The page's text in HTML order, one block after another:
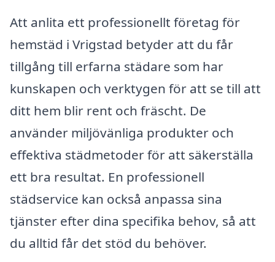
Att anlita ett professionellt företag för
hemstäd i Vrigstad betyder att du får
tillgång till erfarna städare som har
kunskapen och verktygen för att se till att
ditt hem blir rent och fräscht. De
använder miljövänliga produkter och
effektiva städmetoder för att säkerställa
ett bra resultat. En professionell
städservice kan också anpassa sina
tjänster efter dina specifika behov, så att
du alltid får det stöd du behöver.